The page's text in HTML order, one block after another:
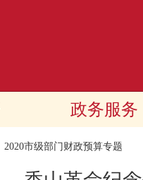
政务服务
2020市级部门财政预算专题